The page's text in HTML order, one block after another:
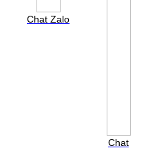
Chat Zalo
Chat